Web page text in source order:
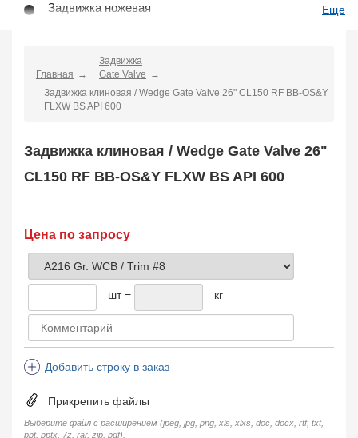
Задвижка ножевая
Globe Valve
2191
Клапан регулирующий
Control Valve
2
Клапан обратный
Plug Valve
148
Затвор дисковый
Фильтр сетчатый
Strainer
1138
Конденсатоотводчик
Steam Trap
4
Компенсатор
Пламегаситель
Flame Arrester
73
Еще
Главная
Задвижка
Gate Valve
Задвижка клиновая / Wedge Gate Valve 26" CL150 RF BB-OS&Y
FLXW BS API 600
Задвижка клиновая / Wedge Gate Valve 26"
CL150 RF BB-OS&Y FLXW BS API 600
Цена по запросу
шт = кг
Добавить строку в заказ
Прикрепить файлы
Выберите файл с расширением (jpeg, jpg, png, xls, xlxs, doc, docx, rtf, txt,
ppt, pptx, 7z, rar, zip, pdf).